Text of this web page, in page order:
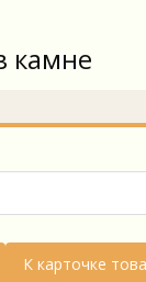
камне
К карточке